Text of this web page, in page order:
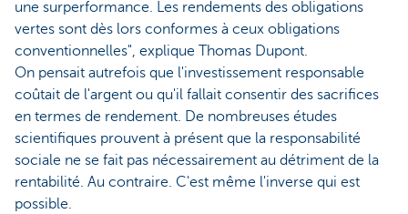
une surperformance. Les rendements des obligations
vertes sont dès lors conformes à ceux obligations
conventionnelles", explique Thomas Dupont.
On pensait autrefois que l'investissement responsable
coûtait de l'argent ou qu'il fallait consentir des sacrifices
en termes de rendement. De nombreuses études
scientifiques prouvent à présent que la responsabilité
sociale ne se fait pas nécessairement au détriment de la
rentabilité. Au contraire. C'est même l'inverse qui est
possible.